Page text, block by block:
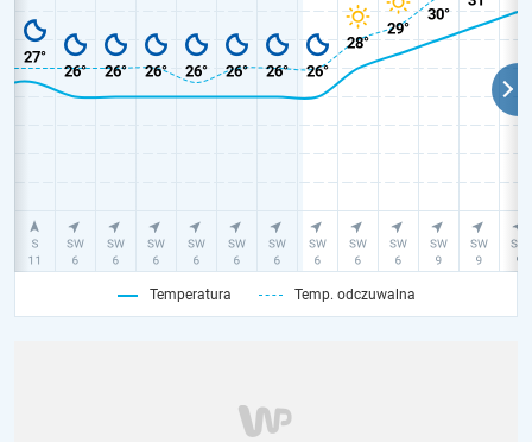
Temperatura Temp. odczuwalna